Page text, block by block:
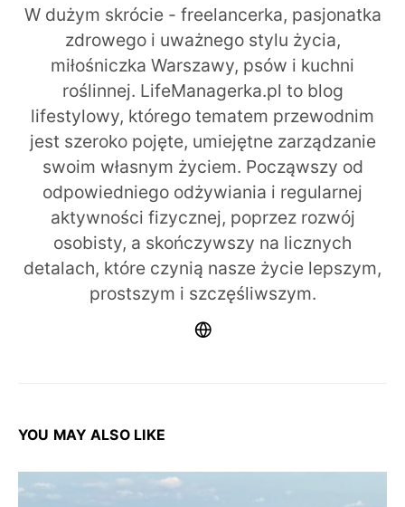
W dużym skrócie - freelancerka, pasjonatka
zdrowego i uważnego stylu życia,
miłośniczka Warszawy, psów i kuchni
roślinnej. LifeManagerka.pl to blog
lifestylowy, którego tematem przewodnim
jest szeroko pojęte, umiejętne zarządzanie
swoim własnym życiem. Począwszy od
odpowiedniego odżywiania i regularnej
aktywności fizycznej, poprzez rozwój
osobisty, a skończywszy na licznych
detalach, które czynią nasze życie lepszym,
prostszym i szczęśliwszym.
YOU MAY ALSO LIKE